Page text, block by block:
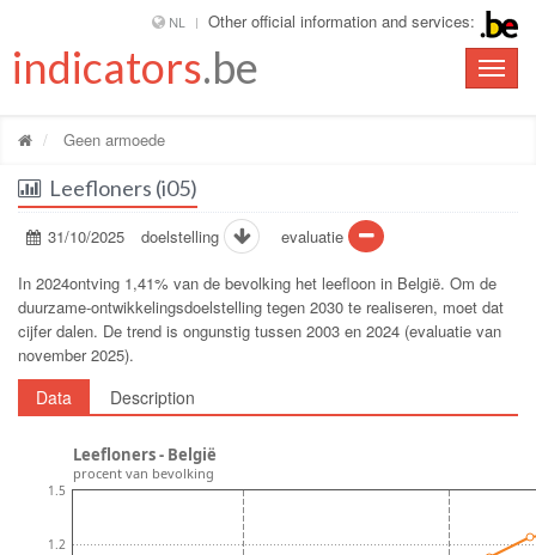
NL Other official information and services:
Toggle
indicators.be
Geen armoede
Leefloners (i05)
31/10/2025 doelstelling evaluatie
In 2024ontving 1,41% van de bevolking het leefloon in België. Om de
duurzame-ontwikkelingsdoelstelling tegen 2030 te realiseren, moet dat
cijfer dalen. De trend is ongunstig tussen 2003 en 2024 (evaluatie van
november 2025).
Data Description
1.2
1.5
Leefloners - België
procent van bevolking